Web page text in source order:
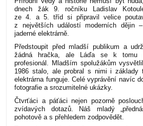
dnech žák 9. ročníku Ladislav
ze 4. a 5. tříd si připravil velice
z největších událostí moderních dějin
jaderné elektrárně.
Předstoupit před mladší publikum a
žádná hračka, ale Láďa se k tomu
profesionál. Mladším spolužákům
1986 stalo, ale probral s nimi i základy
elektrárna funguje. Celé vyprávění navíc
fotografie a srozumitelné ukázky.
Čtvrťáci a páťáci nejen pozorně
zvídavých dotazů. Náš mladý
pohotově a s přehledem zodpovědět.